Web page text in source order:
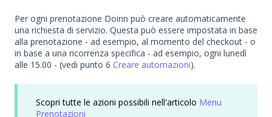
Per ogni prenotazione Doinn può creare automaticamente
una richiesta di servizio. Questa può essere impostata in base
alla prenotazione - ad esempio, al momento del checkout - o
in base a una ricorrenza specifica - ad esempio, ogni lunedì
alle 15.00 - (vedi punto 6 Creare automazioni).
Scopri tutte le azioni possibili nell'articolo Menu
Prenotazioni